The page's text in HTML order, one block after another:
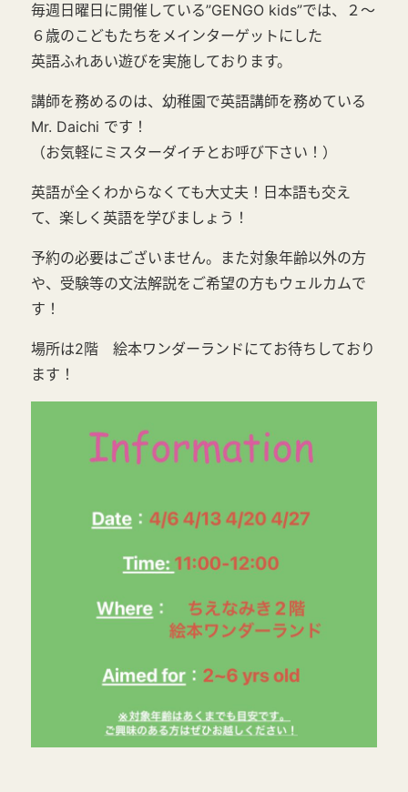
毎週日曜日に開催している”GENGO kids”では、２〜
６歳のこどもたちをメインターゲットにした
英語ふれあい遊びを実施しております。
講師を務めるのは、幼稚園で英語講師を務めている
Mr. Daichi です！
（お気軽にミスターダイチとお呼び下さい！）
英語が全くわからなくても大丈夫！日本語も交え
て、楽しく英語を学びましょう！
予約の必要はございません。また対象年齢以外の方
や、受験等の文法解説をご希望の方もウェルカムで
す！
場所は2階 絵本ワンダーランドにてお待ちしており
ます！